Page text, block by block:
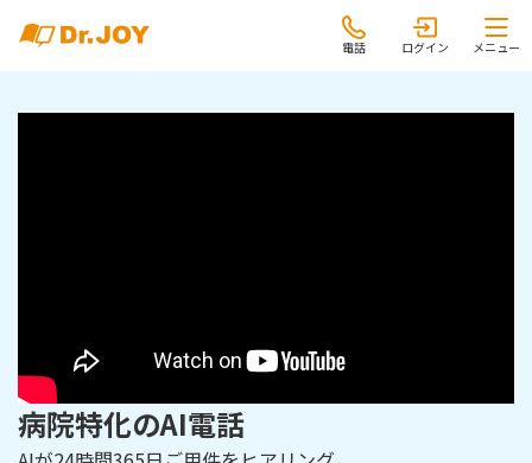
電話 ログイン メニュー
病院特化のAI電話